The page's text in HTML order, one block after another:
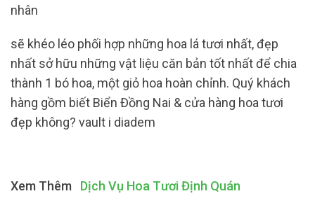
nhân
sẽ khéo léo phối hợp những hoa lá tươi nhất, đẹp
nhất sở hữu những vật liệu căn bản tốt nhất để chia
thành 1 bó hoa, một giỏ hoa hoàn chỉnh. Quý khách
hàng gồm biết Biển Đồng Nai & cửa hàng hoa tươi
đẹp không? vault i diadem
Xem Thêm Dịch Vụ Hoa Tươi Định Quán